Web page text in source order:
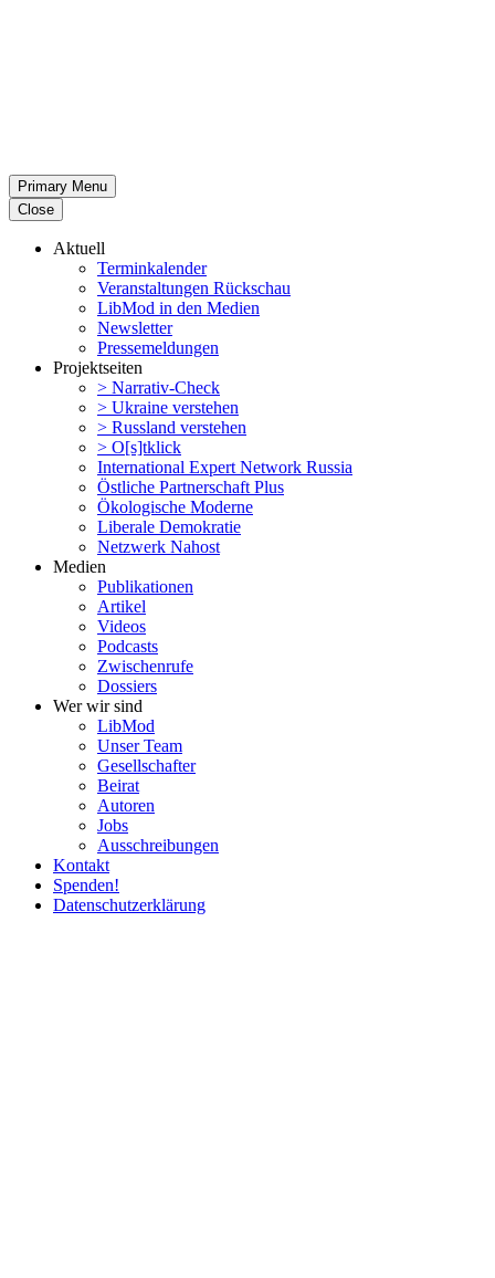
Primary Menu
Close
Aktuell
Termin­ka­lender
Veran­stal­tungen Rückschau
LibMod in den Medien
Newsletter
Presse­mel­dungen
Projekt­seiten
> Narrativ-Check
> Ukraine verstehen
> Russland verstehen
> O[s]tklick
Inter­na­tional Expert Network Russia
Östliche Partner­schaft Plus
Ökolo­gische Moderne
Liberale Demokratie
Netzwerk Nahost
Medien
Publi­ka­tionen
Artikel
Videos
Podcasts
Zwischenrufe
Dossiers
Wer wir sind
LibMod
Unser Team
Gesell­schafter
Beirat
Autoren
Jobs
Ausschrei­bungen
Kontakt
Spenden!
Daten­schutz­er­klärung